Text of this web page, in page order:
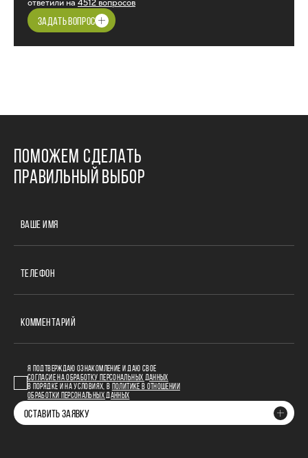
ответили на 4512 вопросов
ЗАДАТЬ ВОПРОС
ПОМОЖЕМ СДЕЛАТЬ
ПРАВИЛЬНЫЙ ВЫБОР
ВАШЕ ИМЯ
ТЕЛЕФОН
КОММЕНТАРИЙ
Я ПОДТВЕРЖДАЮ ОЗНАКОМЛЕНИЕ И ДАЮ СВОЕ
СОГЛАСИЕ НА ОБРАБОТКУ ПЕРСОНАЛЬНЫХ ДАННЫХ
В ПОРЯДКЕ И НА УСЛОВИЯХ, В
ПОЛИТИКЕ В ОТНОШЕНИИ
ОБРАБОТКИ ПЕРСОНАЛЬНЫХ ДАННЫХ
ОСТАВИТЬ ЗАЯВКУ